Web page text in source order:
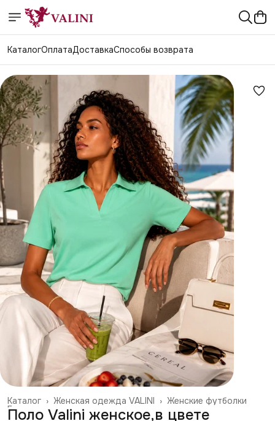
КаталогОплатаДоставкаСпособы возврата
Женские футболки
Женская одежда VALINI ›
Каталог ›
Главная ›
Поло Valini женское,в цвете